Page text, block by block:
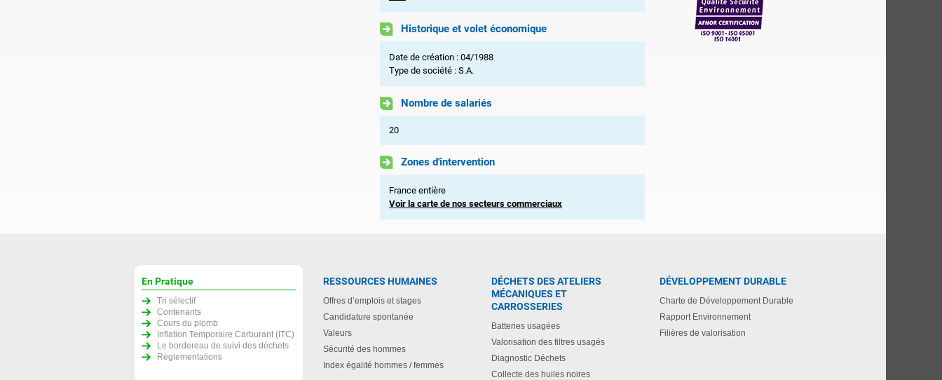
Historique et volet économique
Date de création : 04/1988
Type de société : S.A.
Nombre de salariés
20
Zones d'intervention
France entière
Voir la carte de nos secteurs commerciaux
En Pratique
Tri sélectif
Contenants
Cours du plomb
Inflation Temporaire Carburant (ITC)
Le bordereau de suivi des déchets
Règlementations
RESSOURCES HUMAINES
Offres d’emplois et stages
Candidature spontanée
Valeurs
Sécurité des hommes
Index égalité hommes / femmes
DÉCHETS DES ATELIERS
MÉCANIQUES ET
CARROSSERIES
Batteries usagées
Valorisation des filtres usagés
Diagnostic Déchets
Collecte des huiles noires
DÉVELOPPEMENT DURABLE
Charte de Développement Durable
Rapport Environnement
Filières de valorisation